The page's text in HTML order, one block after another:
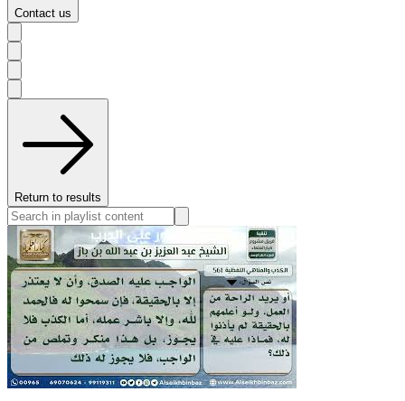
Contact us
Return to results